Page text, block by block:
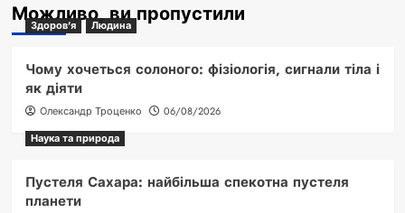
Можливо, ви пропустили
Здоров'я Людина
Чому хочеться солоного: фізіологія, сигнали тіла і
як діяти
Олександр Троценко
06/08/2026
Наука та природа
Пустеля Сахара: найбільша спекотна пустеля
планети